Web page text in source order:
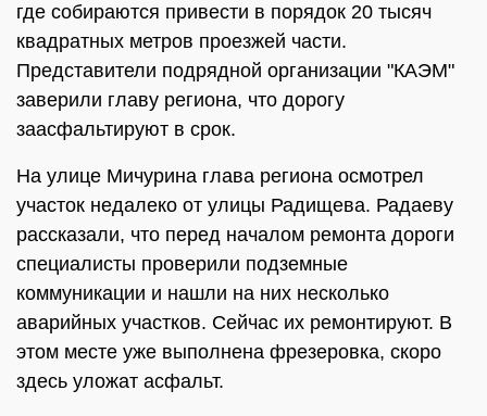
где собираются привести в порядок 20 тысяч
квадратных метров проезжей части.
Представители подрядной организации "КАЭМ"
заверили главу региона, что дорогу
заасфальтируют в срок.
На улице Мичурина глава региона осмотрел
участок недалеко от улицы Радищева. Радаеву
рассказали, что перед началом ремонта дороги
специалисты проверили подземные
коммуникации и нашли на них несколько
аварийных участков. Сейчас их ремонтируют. В
этом месте уже выполнена фрезеровка, скоро
здесь уложат асфальт.